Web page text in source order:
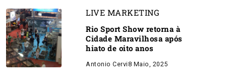
LIVE MARKETING
Rio Sport Show retorna à
Cidade Maravilhosa após
hiato de oito anos
Antonio Cervi8 Maio, 2025